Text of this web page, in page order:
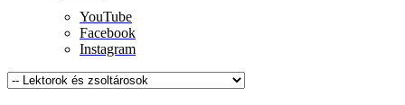
YouTube
Facebook
Instagram